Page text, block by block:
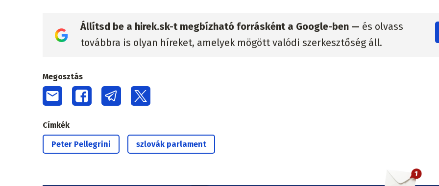
Állítsd be a hirek.sk-t megbízható forrásként a Google-ben — és olvass
továbbra is olyan híreket, amelyek mögött valódi szerkesztőség áll.
Megosztás
Címkék
Peter Pellegrini szlovák parlament